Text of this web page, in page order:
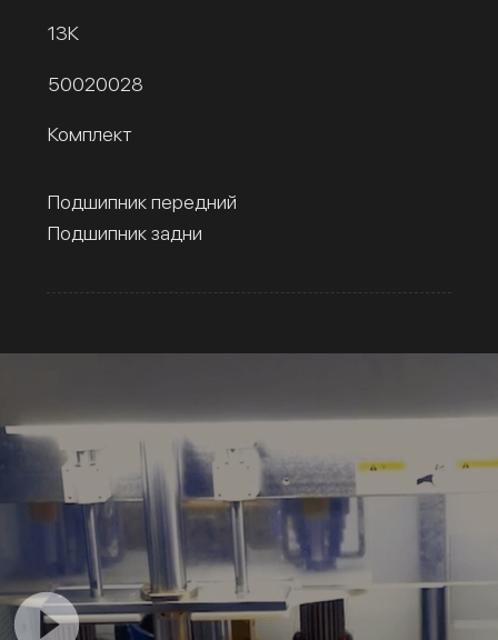
13К
50020028
Комплект
Подшипник передний
Подшипник задни